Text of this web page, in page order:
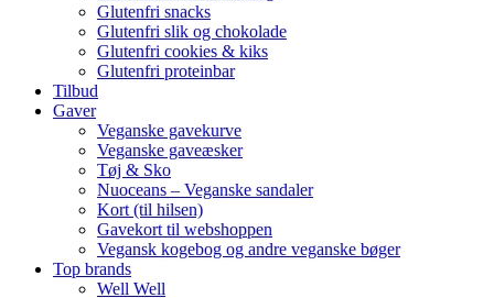
Glutenfri snacks
Glutenfri slik og chokolade
Glutenfri cookies & kiks
Glutenfri proteinbar
Tilbud
Gaver
Veganske gavekurve
Veganske gaveæsker
Tøj & Sko
Nuoceans – Veganske sandaler
Kort (til hilsen)
Gavekort til webshoppen
Vegansk kogebog og andre veganske bøger
Top brands
Well Well